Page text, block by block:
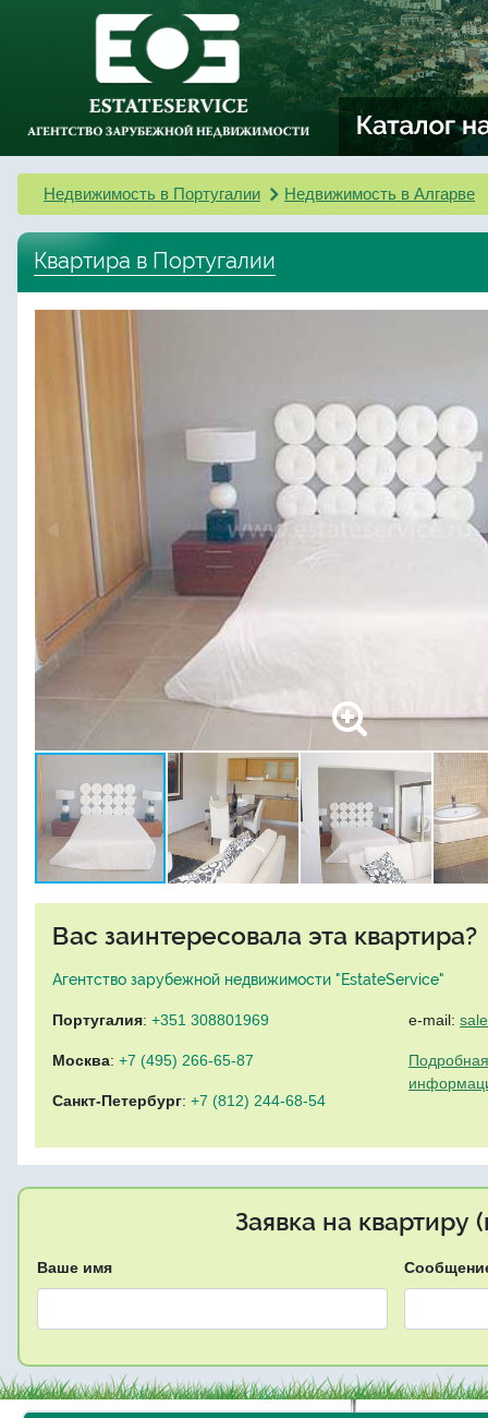
Недвижимость в Португалии Недвижимость в Алгарве
Квартира в Португалии
Вас заинтересовала эта квартира?
Агентство зарубежной недвижимости "EstateService"
Португалия: +351 308801969
Москва: +7 (495) 266-65-87
Санкт-Петербург: +7 (812) 244-68-54
e-mail:
Заявка на квартиру
Ваше имя